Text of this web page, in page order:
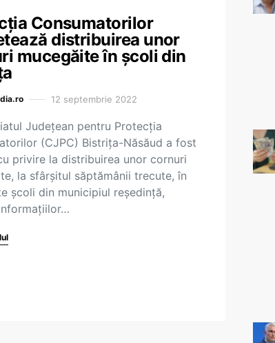
Consumatorilor
distribuirea unor
mucegăite în școli din
12 septembrie 2022
Judeţean pentru Protecţia
(CJPC) Bistriţa-Năsăud a fost
privire la distribuirea unor cornuri
la sfârşitul săptămânii trecute, în
şcoli din municipiul reşedinţă,